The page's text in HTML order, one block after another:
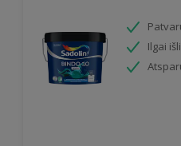
Ilgai